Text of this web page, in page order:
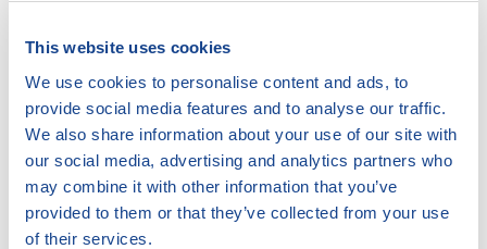
This website uses cookies
We use cookies to personalise content and ads, to
provide social media features and to analyse our traffic.
We also share information about your use of our site with
our social media, advertising and analytics partners who
may combine it with other information that you’ve
provided to them or that they’ve collected from your use
of their services.
v Brně
dvěvrchní státní zastupitelství(VSZ) v Praze a
v Olomouci (s pobočkami v Brně a Ostravě)
osmkrajských státních zastupitelství
: dvě v Praze
(městské státní zastupitelství u Městského soudu v
Praze a krajské státní zastupitelství u Krajského